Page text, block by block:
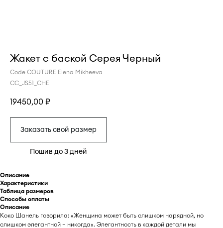
Жакет с баской Серея Черный
Code COUTURE Elena Mikheeva
CC_JS51_CHE
19450,00 ₽
Заказать свой размер
Описание
Характеристики
Таблица размеров
Способы оплаты
Описание
Коко Шанель говорила: «Женщина может быть слишком нарядной, но
слишком элегантной — никогда». Элегантность в каждой детали мы